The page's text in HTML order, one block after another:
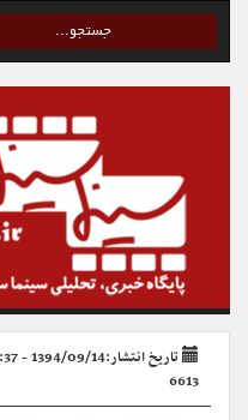
تاریخ انتشار:1394/09/14 - 15:37
6613